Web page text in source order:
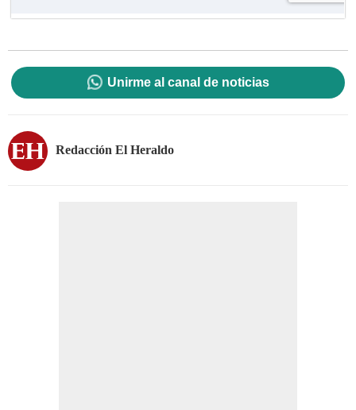
Unirme al canal de noticias
Redacción El Heraldo